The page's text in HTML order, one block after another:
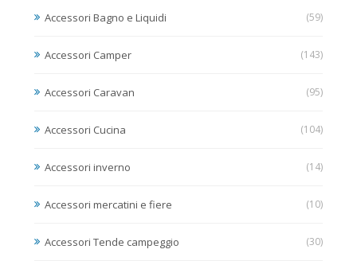
Accessori Bagno e Liquidi (59)
Accessori Camper (143)
Accessori Caravan (95)
Accessori Cucina (104)
Accessori inverno (14)
Accessori mercatini e fiere (10)
Accessori Tende campeggio (30)